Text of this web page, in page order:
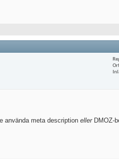
använda meta description eller DMOZ-